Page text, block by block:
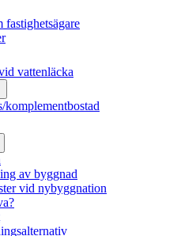
fastighetsägare
vattenläcka
komplementbostad
av byggnad
vid nybyggnation